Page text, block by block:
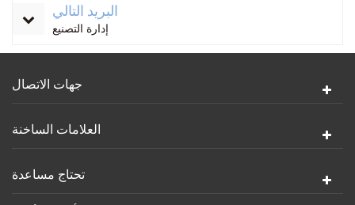
البريد التالي
إدارة التصنيع
جهات الاتصال
العلامات الساخنة
تحتاج مساعدة